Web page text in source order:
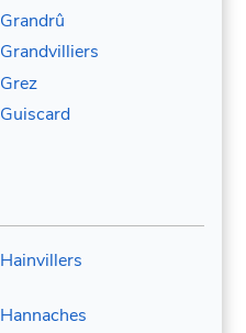
Grandrû
Grandvilliers
Grez
Guiscard
Hainvillers
Hannaches